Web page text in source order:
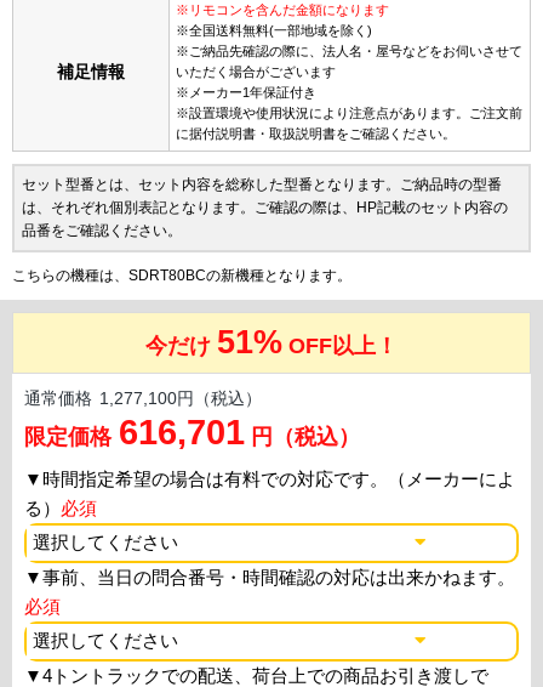
補足情報
※リモコンを含んだ金額になります
※全国送料無料(一部地域を除く)
※ご納品先確認の際に、法人名・屋号などをお伺いさせて
いただく場合がございます
※メーカー1年保証付き
※設置環境や使用状況により注意点があります。ご注文前
に据付説明書・取扱説明書をご確認ください。
セット型番とは、セット内容を総称した型番となります。ご納品時の型番
は、それぞれ個別表記となります。ご確認の際は、HP記載のセット内容の
品番をご確認ください。
こちらの機種は、SDRT80BCの新機種となります。
今だけ 51% OFF以上！
通常価格 1,277,100円（税込）
限定価格 616,701 円（税込）
▼時間指定希望の場合は有料での対応です。（メーカーによ
る） 必須
▼事前、当日の問合番号・時間確認の対応は出来かねます。
必須
▼4トントラックでの配送、荷台上での商品お引き渡しで